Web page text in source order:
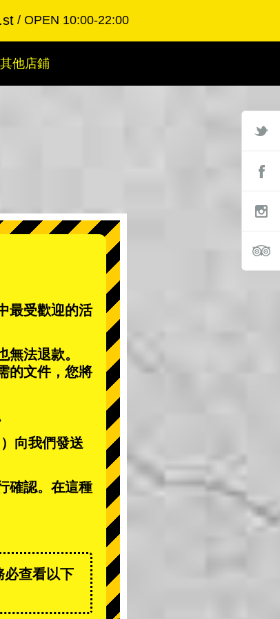
OPEN 10:00-22:00
其他店鋪
最受歡迎的活
法退款。
的文件，您將
）向我們發送
確認。在這種
必查看以下